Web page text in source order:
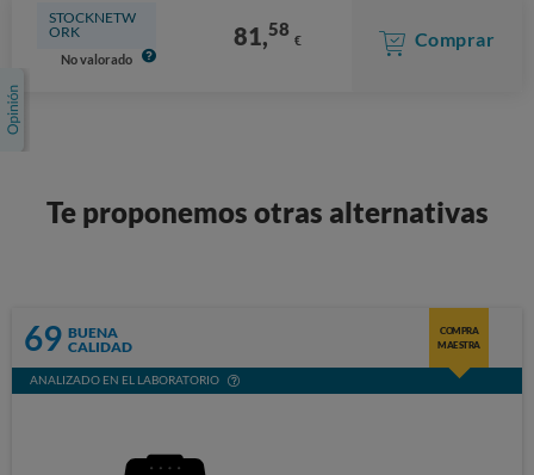
STOCKNETW
ORK
No valorado
81,58 € Comprar
Te proponemos otras alternativas
69 BUENA
CALIDAD
COMPRA
MAESTRA
ANALIZADO EN EL LABORATORIO